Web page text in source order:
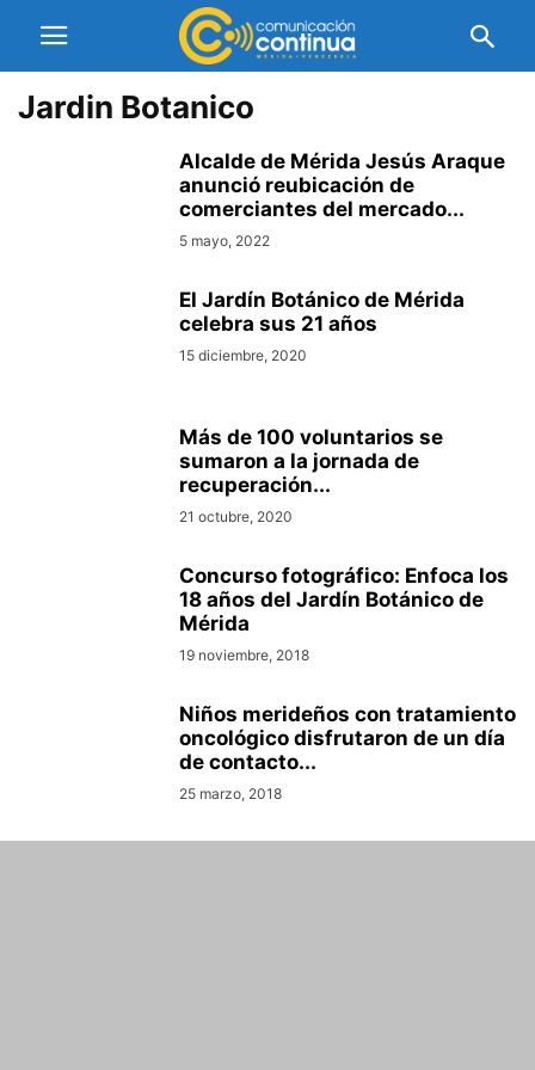
Jardin Botanico
Alcalde de Mérida Jesús Araque
anunció reubicación de
comerciantes del mercado...
5 mayo, 2022
El Jardín Botánico de Mérida
celebra sus 21 años
15 diciembre, 2020
Más de 100 voluntarios se
sumaron a la jornada de
recuperación...
21 octubre, 2020
Concurso fotográfico: Enfoca los
18 años del Jardín Botánico de
Mérida
19 noviembre, 2018
Niños merideños con tratamiento
oncológico disfrutaron de un día
de contacto...
25 marzo, 2018